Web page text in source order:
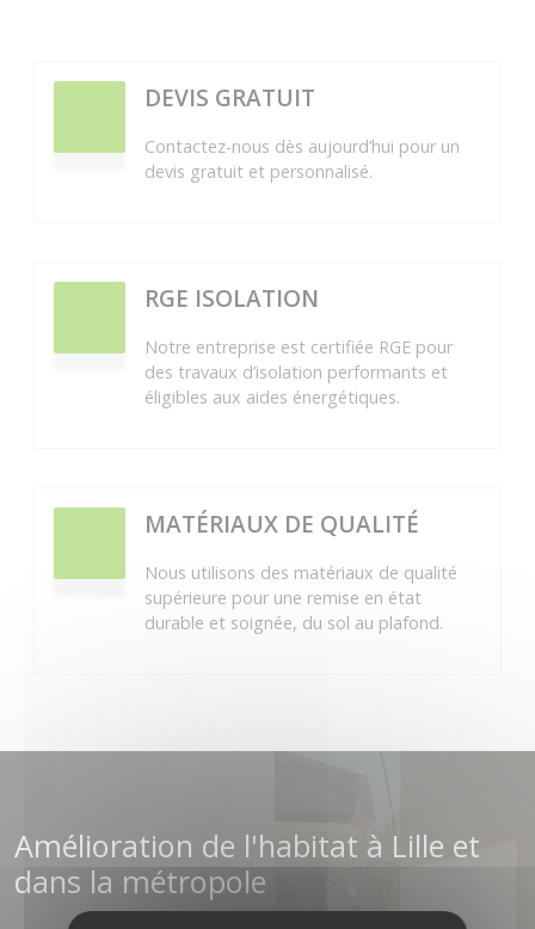
DEVIS GRATUIT
Contactez-nous dès aujourd’hui pour un
devis gratuit et personnalisé.
RGE ISOLATION
Notre entreprise est certifiée RGE pour
des travaux d’isolation performants et
éligibles aux aides énergétiques.
MATÉRIAUX DE QUALITÉ
Nous utilisons des matériaux de qualité
supérieure pour une remise en état
durable et soignée, du sol au plafond.
Amélioration de l'habitat à Lille et
dans la métropole